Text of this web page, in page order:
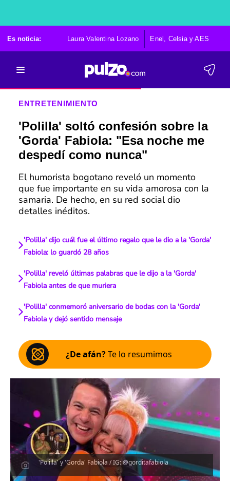
Es noticia: Laura Valentina Lozano Enel, Celsia y AES
ENTRETENIMIENTO
'Polilla' soltó confesión sobre la
'Gorda' Fabiola: "Esa noche me
despedí como nunca"
El humorista bogotano reveló un momento
que fue importante en su vida amorosa con la
samaria. De hecho, en su red social dio
detalles inéditos.
'Polilla' dijo cuál fue el último regalo que le dio a la 'Gorda'
Fabiola: lo guardó 28 años
'Polilla' reveló últimas palabras que le dijo a la 'Gorda'
Fabiola antes de que muriera
'Polilla' conmemoró aniversario de bodas con la 'Gorda'
Fabiola y dejó sentido mensaje
¿De afán?Te lo resumimos
'Polilla' y 'Gorda' Fabiola / IG: @gorditafabiola